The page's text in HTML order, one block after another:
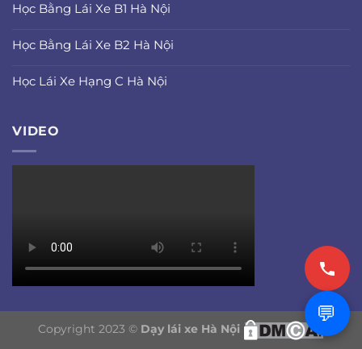
Học Bằng Lái Xe B1 Hà Nội
Học Bằng Lái Xe B2 Hà Nội
Học Lái Xe Hạng C Hà Nội
VIDEO
Copyright 2023 © Dạy lái xe Hà Nội
💬